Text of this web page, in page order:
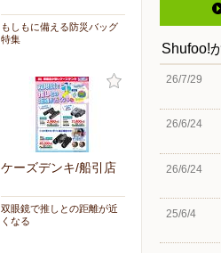
もしもに備える防災バッグ
特集
ケーズデンキ/船引店
双眼鏡で推しとの距離が近
くなる
Shufoo!
26/7/29
26/6/24
26/6/24
25/6/4